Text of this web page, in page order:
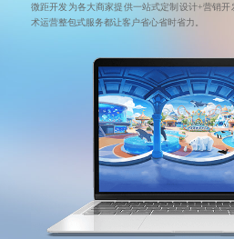
微距开发为各大商家提供一站式定制设计+营销
术运营整包式服务都让客户省心省时省力。